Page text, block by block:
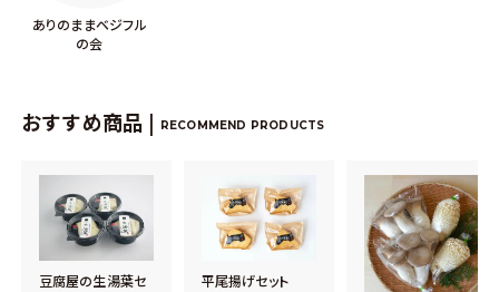
ありのままベジフル
の会
おすすめ商品 | RECOMMEND PRODUCTS
豆腐屋の生湯葉セ
平尾揚げセット